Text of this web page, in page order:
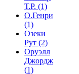
Т.Р. (1)
О.Генри
(1)
Озеки
Рут (2)
Оруэлл
Джордж
(1)